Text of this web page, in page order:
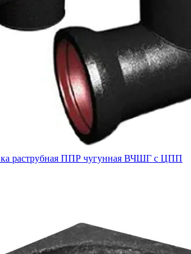
раструбная ППР чугунная ВЧШГ с ЦПП